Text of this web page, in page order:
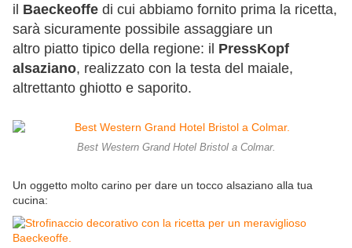
il Baeckeoffe di cui abbiamo fornito prima la ricetta,
sarà sicuramente possibile assaggiare un
altro piatto tipico della regione: il PressKopf
alsaziano, realizzato con la testa del maiale,
altrettanto ghiotto e saporito.
Best Western Grand Hotel Bristol a Colmar.
Un oggetto molto carino per dare un tocco alsaziano alla tua
cucina: